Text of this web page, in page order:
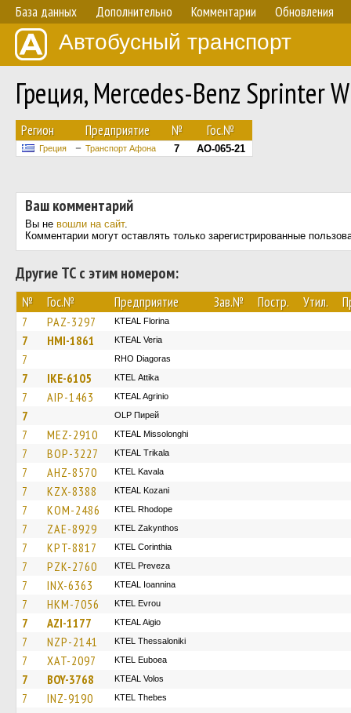
База данных Дополнительно Комментарии Обновления
Автобусный транспорт
Греция, Mercedes-Benz Sprinter
Регион Предприятие № Гос.№
Греция Транспорт Афона 7 AO-065-21
Ваш комментарий
Вы не вошли на сайт.
Комментарии могут оставлять только зарегистрированные
Другие ТС с этим номером:
№ Гос.№ Предприятие Зав.№ Постр. Утил.
7 PAZ-3297 KTEAL Florina
7 HMI-1861 KTEAL Veria
7 RHO Diagoras
7 IKE-6105 KΤΕL Αttika
7 AIP-1463 KTEAL Agrinio
7 OLP Пирей
7 MEZ-2910 KTEAL Missolonghi
7 BOP-3227 KTEAL Trikala
7 AHZ-8570 KTEL Kavala
7 KZX-8388 KTEAL Kozani
7 KOM-2486 KTEL Rhodope
7 ZAE-8929 KTEL Zakynthos
7 KPT-8817 KTEL Corinthia
7 PZK-2760 KTEL Preveza
7 INX-6363 KTEAL Ioannina
7 HKM-7056 KTEL Evrou
7 AZI-1177 KTEAL Aigio
7 NZP-2141 KTEL Thessaloniki
7 XAT-2097 ΚΤΕL Euboea
7 BOY-3768 KTEAL Volos
7 INZ-9190 KTEL Thebes